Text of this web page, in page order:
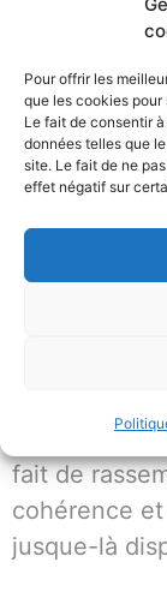
Pour offrir les
que les cookies
Le fait de consentir
données telles que
site. Le fait de ne
effet négatif sur
se révèle
premier
des
d’ordre
de
permet
révélateur
et formaliser
fait de
cohérence
jusque-là